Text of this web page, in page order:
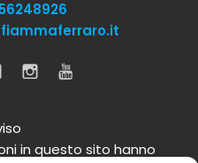
in questo sito hanno